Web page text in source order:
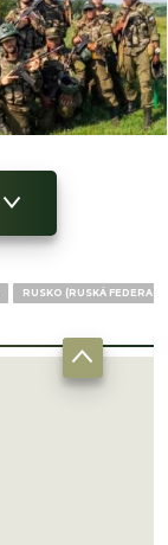
RUSKO (RUSKÁ